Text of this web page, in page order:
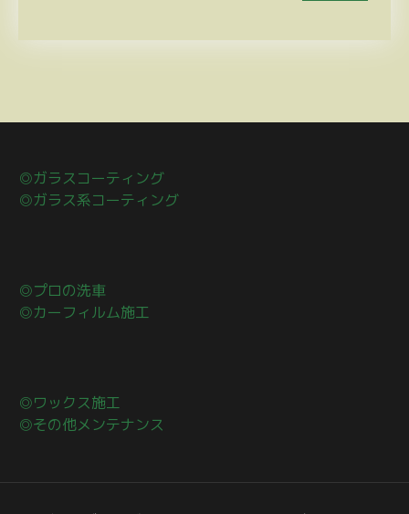
◎ガラスコーティング
◎ガラス系コーティング
◎プロの洗車
◎カーフィルム施工
◎ワックス施工
◎その他メンテナンス